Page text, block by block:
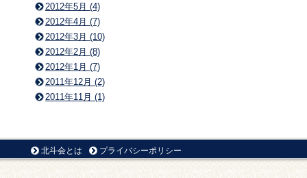
2012年5月 (4)
2012年4月 (7)
2012年3月 (10)
2012年2月 (8)
2012年1月 (7)
2011年12月 (2)
2011年11月 (1)
北斗会とは プライバシーポリシー